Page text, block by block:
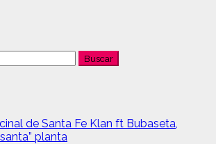
de Santa Fe Klan ft Bubaseta,
planta